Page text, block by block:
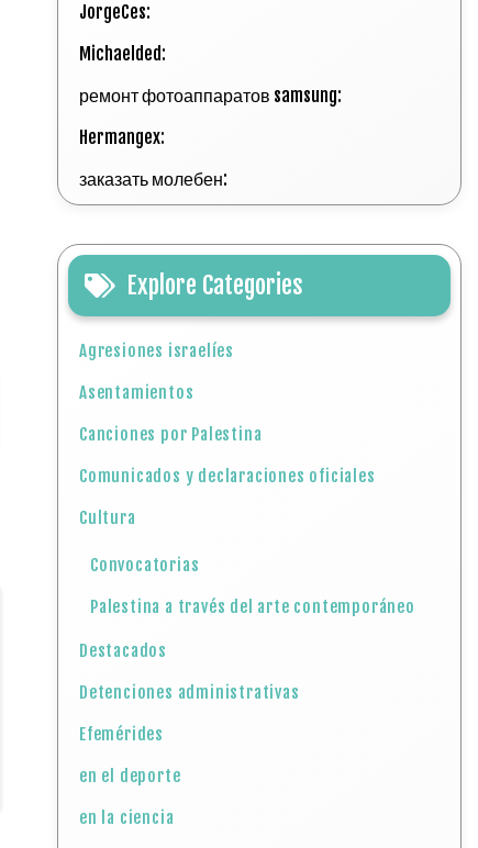
JorgeCes:
Michaelded:
ремонт фотоаппаратов samsung:
Hermangex:
заказать молебен:
Explore Categories
Agresiones israelíes
Asentamientos
Canciones por Palestina
Comunicados y declaraciones oficiales
Cultura
Convocatorias
Palestina a través del arte contemporáneo
Destacados
Detenciones administrativas
Efemérides
en el deporte
en la ciencia